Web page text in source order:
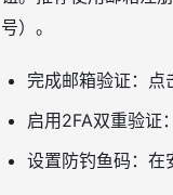
号）。
完成邮箱验证：点
启用2FA双重验证
设置防钓鱼码：在